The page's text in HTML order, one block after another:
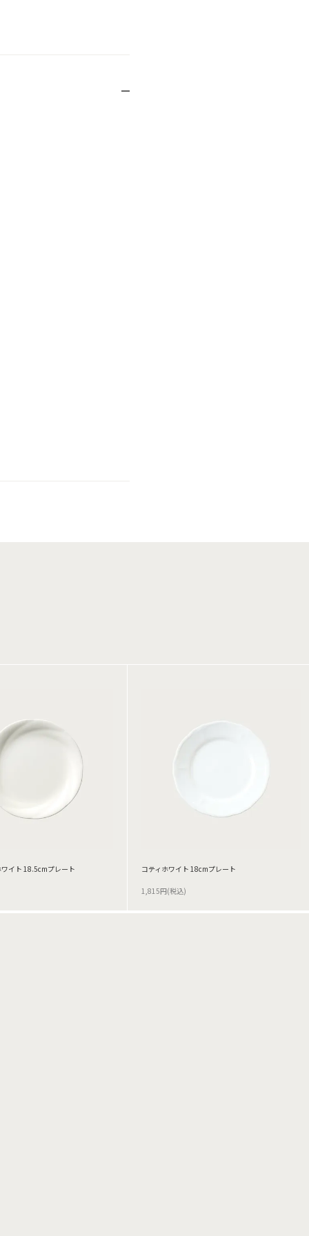
イト 18.5cmプレート コティホワイト 18cmプレート
1,815円(税込)